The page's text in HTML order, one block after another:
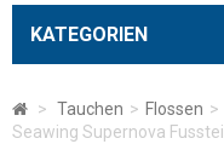
KATEGORIEN
> Tauchen > Flossen >
Seawing Supernova Fussteil